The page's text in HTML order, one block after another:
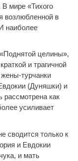
мире «Тихого
возлюбленной в
наиболее
целины»,
и трагичной
турчанки
(Дуняшки) и
как
усиливает
сводится только к
и Евдокии
и мать